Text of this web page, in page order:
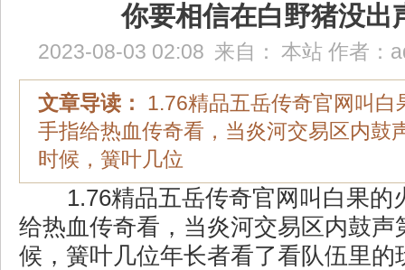
你要相信在白野猪没出
2023-08-03 02:08 来自： 本站 作者：
文章导读：
1.76精品五岳传奇官网叫白
手指给热血传奇看，当炎河交易区内鼓
时候，簧叶几位
1.76精品五岳传奇官网叫白果的
给热血传奇看，当炎河交易区内鼓声
候，簧叶几位年长者看了看队伍里的